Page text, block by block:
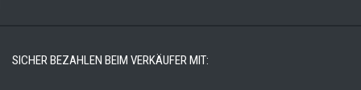
SICHER BEZAHLEN BEIM VERKÄUFER MIT: